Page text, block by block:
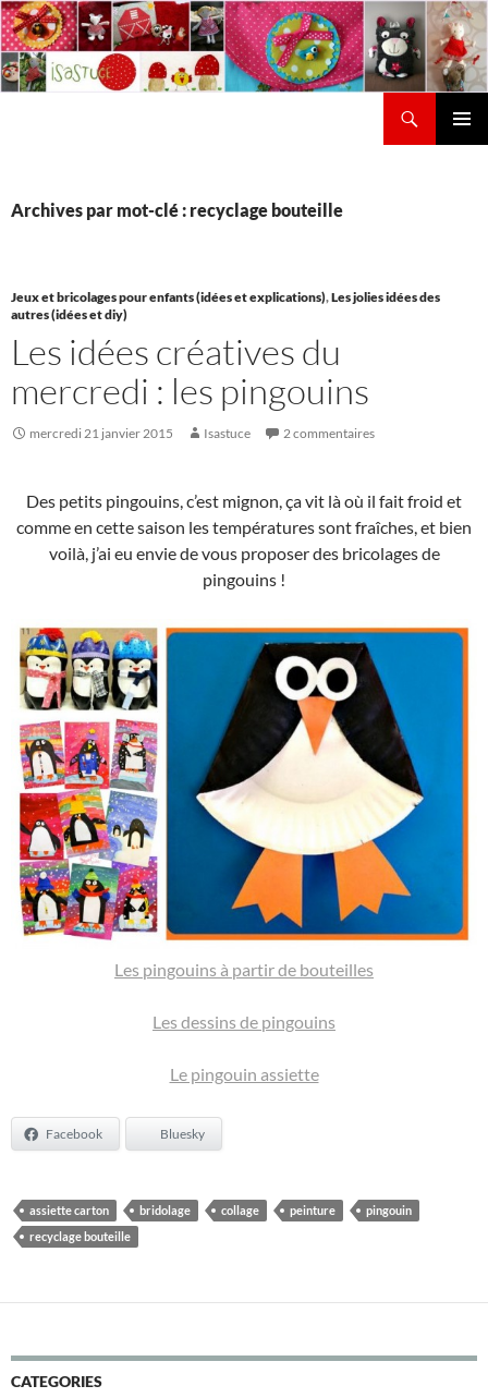
Aller
au
contenu
Archives par mot-clé : recyclage bouteille
Jeux et bricolages pour enfants (idées et explications),Les jolies idées des
autres (idées et diy)
Les idées créatives du
mercredi : les pingouins
mercredi 21 janvier 2015 Isastuce 2 commentaires
Des petits pingouins, c’est mignon, ça vit là où il fait froid et
comme en cette saison les températures sont fraîches, et bien
voilà, j’ai eu envie de vous proposer des bricolages de
pingouins !
Les pingouins à partir de bouteilles
Les dessins de pingouins
Le pingouin assiette
Facebook Bluesky
assiette carton bridolage collage peinture
pingouin
recyclage bouteille
CATEGORIES